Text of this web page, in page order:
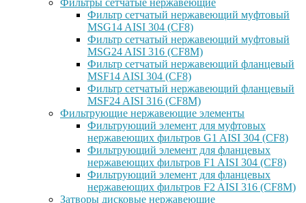
Фильтры сетчатые нержавеющие
Фильтр сетчатый нержавеющий муфтовый
MSG14 AISI 304 (CF8)
Фильтр сетчатый нержавеющий муфтовый
MSG24 AISI 316 (CF8M)
Фильтр сетчатый нержавеющий фланцевый
MSF14 AISI 304 (CF8)
Фильтр сетчатый нержавеющий фланцевый
MSF24 AISI 316 (CF8M)
Фильтрующие нержавеющие элементы
Фильтрующий элемент для муфтовых
нержавеющих фильтров G1 AISI 304 (CF8)
Фильтрующий элемент для фланцевых
нержавеющих фильтров F1 AISI 304 (CF8)
Фильтрующий элемент для фланцевых
нержавеющих фильтров F2 AISI 316 (CF8M)
Затворы дисковые нержавеющие